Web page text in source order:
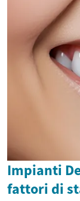
Impianti
fattori di